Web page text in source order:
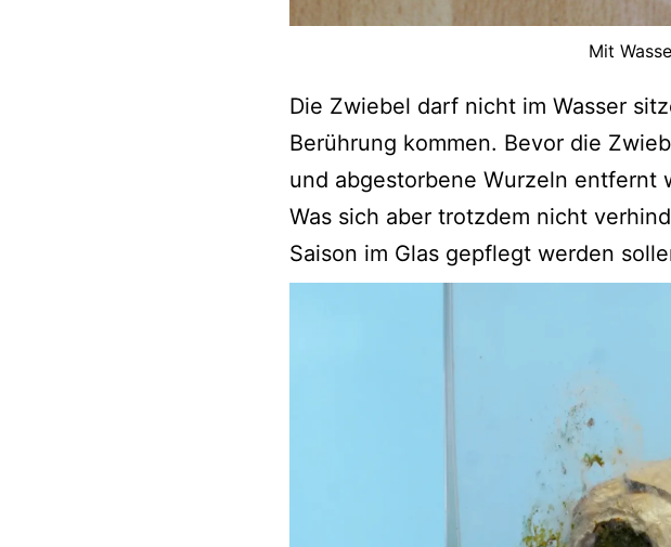
Mit
Die Zwiebel darf nicht im Wasser
Berührung kommen. Bevor die
und abgestorbene Wurzeln entfernt
Was sich aber trotzdem nicht
Saison im Glas gepflegt werden